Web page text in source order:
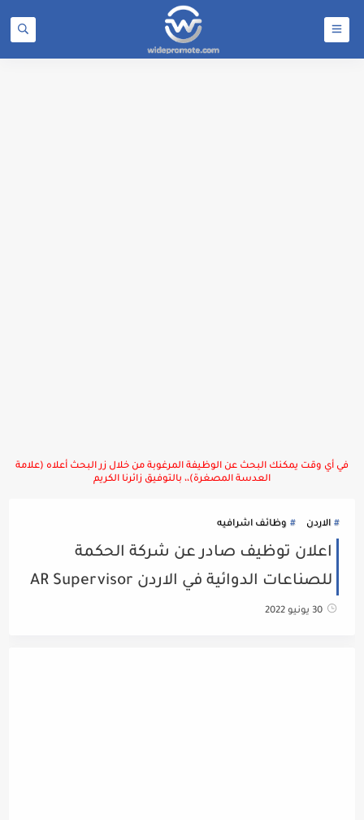
في أي وقت يمكنك البحث عن الوظيفة المرغوبة من خلال زر البحث أعلاه (علامة
العدسة المصغرة)،، بالتوفيق زائرنا الكريم
الاردن وظائف اشرافيه
اعلان توظيف صادر عن شركة الحكمة
للصناعات الدوائية في الاردن AR Supervisor
30 يونيو 2022